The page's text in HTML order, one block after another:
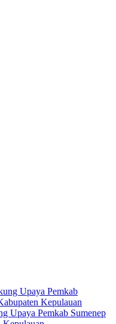
Upaya Pemkab Sumenep